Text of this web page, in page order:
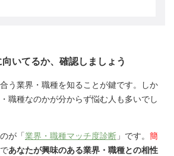
いてるか、確認しましょう
う業界・職種を知ることが鍵です。しか
職種なのかが分からず悩む人も多いでし
が「業界・職種マッチ度診断 」です。 簡
であなたが興味のある業界・職種との相性